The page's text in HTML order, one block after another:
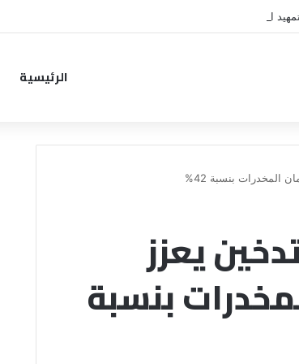
انتقال داروين نونيز إلى الدوري التركي
الرئيسية
المخدرات بنسبة 42%
يعزز
بنسبة